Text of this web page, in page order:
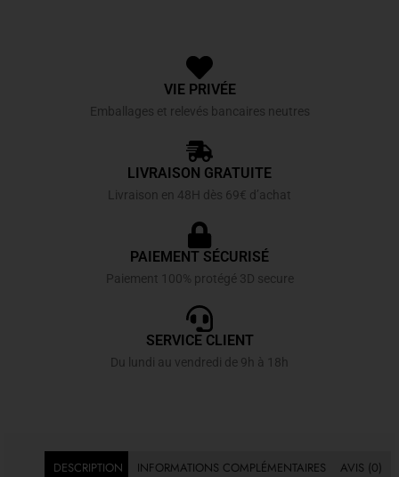
VIE PRIVÉE
Emballages et relevés bancaires neutres
LIVRAISON GRATUITE
Livraison en 48H dès 69€ d’achat
PAIEMENT SÉCURISÉ
Paiement 100% protégé 3D secure
SERVICE CLIENT
Du lundi au vendredi de 9h à 18h
DESCRIPTION INFORMATIONS COMPLÉMENTAIRES AVIS (0)